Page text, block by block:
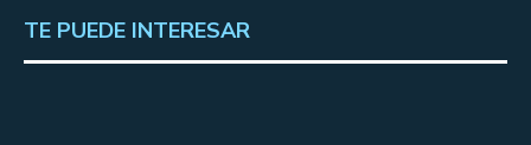
TE PUEDE INTERESAR